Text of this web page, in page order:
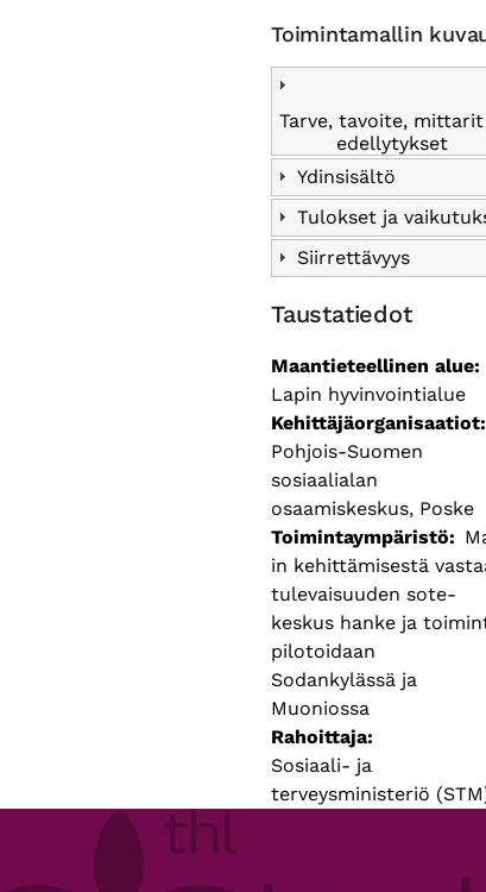
Toimintamallin
Tarve, tavoite, mittarit
edellytykset
Ydinsisältö
Tulokset ja
Siirrettävyys
Taustatiedot
Maantieteellinen alue
Lapin hyvinvointialue
Kehittäjäorganisaatiot
Pohjois-Suomen
sosiaalialan
osaamiskeskus, Poske
Toimintaympäristö
in kehittämisestä
tulevaisuuden sote-
keskus hanke ja
pilotoidaan
Sodankylässä ja
Muoniossa
Rahoittaja
Sosiaali- ja
terveysministeriö